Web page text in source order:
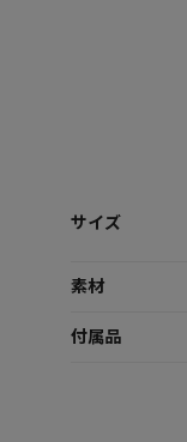
サイズ
素材
付属品